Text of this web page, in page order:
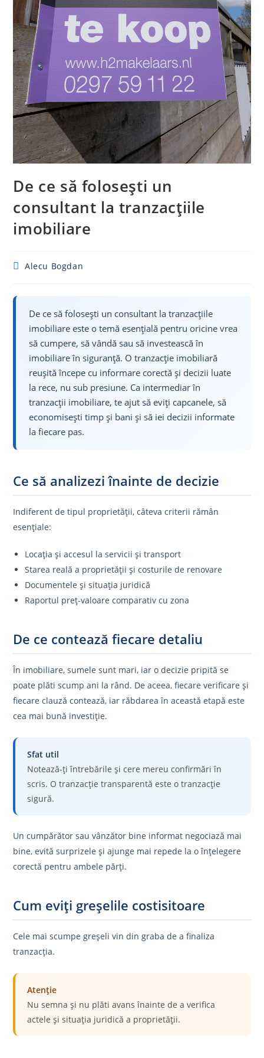
De ce să folosești un
consultant la tranzacțiile
imobiliare
PostAlecu Bogdan
De ce să folosești un consultant la tranzacțiile
imobiliare este o temă esențială pentru oricine vrea
să cumpere, să vândă sau să investească în
imobiliare în siguranță. O tranzacție imobiliară
reușită începe cu informare corectă și decizii luate
la rece, nu sub presiune. Ca intermediar în
tranzacții imobiliare, te ajut să eviți capcanele, să
economisești timp și bani și să iei decizii informate
la fiecare pas.
Ce să analizezi înainte de decizie
Indiferent de tipul proprietății, câteva criterii rămân
esențiale:
Locația și accesul la servicii și transport
Starea reală a proprietății și costurile de renovare
Documentele și situația juridică
Raportul preț-valoare comparativ cu zona
De ce contează fiecare detaliu
În imobiliare, sumele sunt mari, iar o decizie pripită se
poate plăti scump ani la rând. De aceea, fiecare verificare și
fiecare clauză contează, iar răbdarea în această etapă este
cea mai bună investiție.
Sfat util
Notează-ți întrebările și cere mereu confirmări în
scris. O tranzacție transparentă este o tranzacție
sigură.
Un cumpărător sau vânzător bine informat negociază mai
bine, evită surprizele și ajunge mai repede la o înțelegere
corectă pentru ambele părți.
Cum eviți greșelile costisitoare
Cele mai scumpe greșeli vin din graba de a finaliza
tranzacția.
Atenție
Nu semna și nu plăti avans înainte de a verifica
actele și situația juridică a proprietății.